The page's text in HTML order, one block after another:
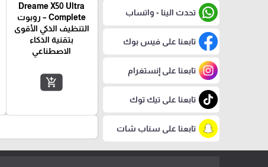
تحدث الينا - واتساب
تابعنا على فيس بوك
تابعنا على إنستغرام
تابعنا على تيك توك
تابعنا على سناب شات
Dreame X50 Ultra
Complete – روبوت
التنظيف الذكي الأقوى
بتقنية الذكاء
الاصطناعي
add_shopping_cart